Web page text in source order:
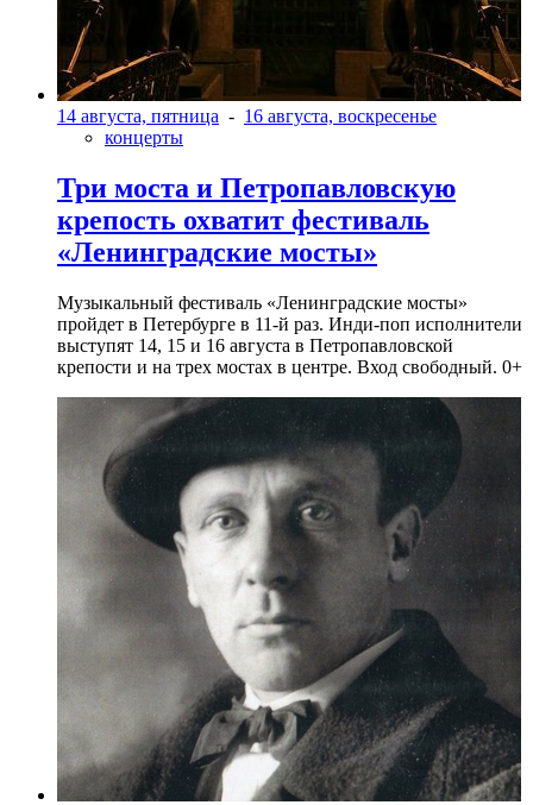
14 августа, пятница - 16 августа, воскресенье
концерты
Три моста и Петропавловскую
крепость охватит фестиваль
«Ленинградские мосты»
Музыкальный фестиваль «Ленинградские мосты»
пройдет в Петербурге в 11-й раз. Инди-поп исполнители
выступят 14, 15 и 16 августа в Петропавловской
крепости и на трех мостах в центре. Вход свободный. 0+